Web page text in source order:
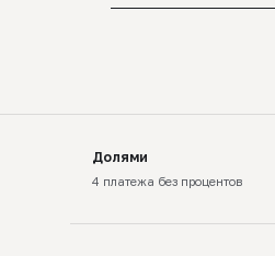
Долями
4 платежа без процентов